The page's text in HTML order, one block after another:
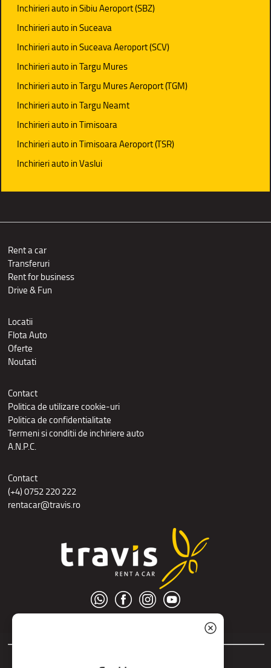
Inchirieri auto in Sibiu Aeroport (SBZ)
Inchirieri auto in Suceava
Inchirieri auto in Suceava Aeroport (SCV)
Inchirieri auto in Targu Mures
Inchirieri auto in Targu Mures Aeroport (TGM)
Inchirieri auto in Targu Neamt
Inchirieri auto in Timisoara
Inchirieri auto in Timisoara Aeroport (TSR)
Inchirieri auto in Vaslui
Rent a car
Transferuri
Rent for business
Drive & Fun
Locatii
Flota Auto
Oferte
Noutati
Contact
Politica de utilizare cookie-uri
Politica de confidentialitate
Termeni si conditii de inchiriere auto
A.N.P.C.
Contact
(+4) 0752 220 222
rentacar@travis.ro